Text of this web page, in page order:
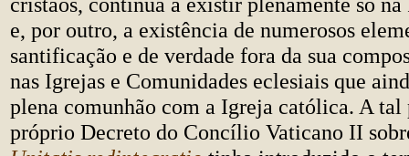
e, por outro, a existência de numerosos
santificação e de verdade fora da sua
nas Igrejas e Comunidades eclesiais que
plena comunhão com a Igreja católica. A tal
próprio Decreto do Concílio Vaticano II